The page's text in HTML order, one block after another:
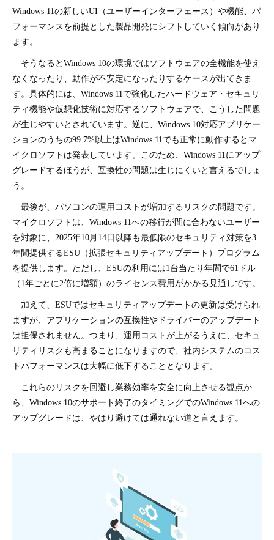
Windows 11の新しいUI（ユーザーインターフェース）や機能、パ
フォーマンスを前提とした製品開発にシフトしていく傾向があり
ます。
そうなるとWindows 10の環境ではソフトウェアの全機能を使え
なくなったり、動作が不安定になったりするケースが出てきま
す。具体的には、Windows 11で強化したハードウェア・セキュリ
ティ機能や仮想化技術に対応するソフトウェアで、こうした問題
が生じやすいとされています。逆に、Windows 10対応アプリケー
ションのうちの99.7%以上はWindows 11でも正常に動作するとマ
イクロソフトは発表しています。このため、Windows 11にアップ
グレードするほうが、互換性の問題は生じにくいと言えるでしょ
う。
最後が、パソコンの運用コストが増加するリスクの問題です。
マイクロソフトは、Windows 11への移行が間に合わないユーザー
を対象に、2025年10月14日以降も最低限のセキュリティ対策を3
年間提供するESU（拡張セキュリティアップデート）プログラム
を提供します。ただし、ESUの利用には1台当たり年間で61ドル
（1年ごとに2倍に増額）のライセンス費用がかかる見通しです。
加えて、ESUではセキュリティアップデートの更新は受けられ
ますが、アプリケーションの互換性やドライバーのアップデート
は担保されません。つまり、運用コストが上がるうえに、セキュ
リティリスクも高まることになりますので、社内システムのコス
トパフォーマンスは大幅に低下することとなります。
これらのリスクを回避し業務効率を安全に向上させる観点か
ら、Windows 10のサポート終了のタイミングでのWindows 11への
アップグレードは、やはり避けては通れない道と言えます。